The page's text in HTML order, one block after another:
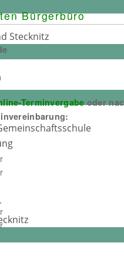
Stecknitz
Bürgerbüro
Terminvergabeoder